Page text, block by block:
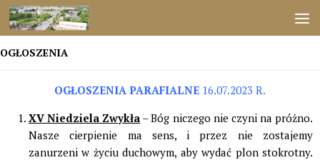
Przejdź do treści
OGŁOSZENIA
OGŁOSZENIA PARAFIALNE 16.07.2023 R.
XV Niedziela Zwykła – Bóg niczego nie czyni na próżno.
Nasze cierpienie ma sens, i przez nie zostajemy
zanurzeni w życiu duchowym, aby wydać plon stokrotny.